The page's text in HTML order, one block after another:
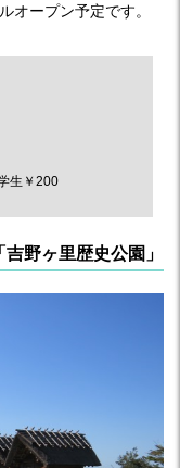
オープン予定です。
生￥200
野ヶ里歴史公園」